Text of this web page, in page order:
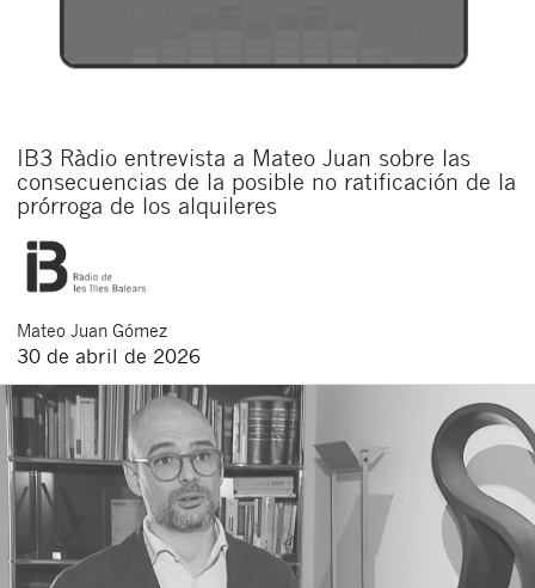
IB3 Ràdio entrevista a Mateo Juan sobre las
consecuencias de la posible no ratificación de la
prórroga de los alquileres
Mateo Juan Gómez
30 de abril de 2026